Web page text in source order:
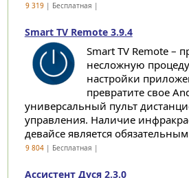
9 319| Бесплатная |
Smart TV Remote 3.9.4
Smart TV Remote –
несложную
настройки
превратите свое
универсальный пульт
управления. Наличие
девайсе является
9 804| Бесплатная |
Ассистент Дуся 2.3.0